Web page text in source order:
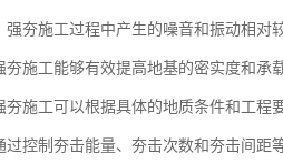
强夯施工过程中产生的噪音和振动相对
夯施工能够有效提高地基的密实度和承
夯施工可以根据具体的地质条件和工程
过控制夯击能量、夯击次数和夯击间距